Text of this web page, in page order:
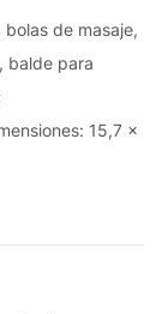
de masaje,
balde para
15,7 x